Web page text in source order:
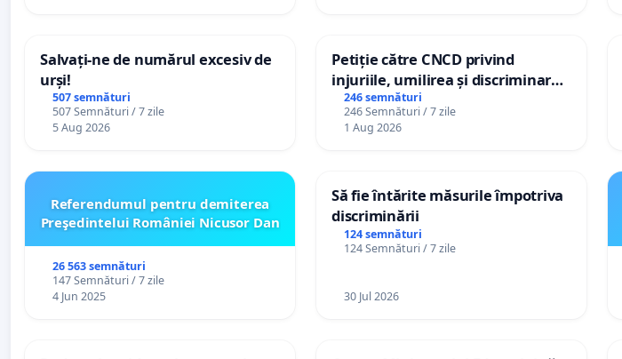
Salvați-ne de numărul excesiv de
urși!
507 semnături
507 Semnături / 7 zile
5 Aug 2026
Petiție către CNCD privind
injuriile, umilirea și discriminarea
persoanelor cu dizabilități de
către utilizatorul TikTok „Gorici”
246 semnături
246 Semnături / 7 zile
1 Aug 2026
Referendumul pentru demiterea
Preşedintelui României Nicusor Dan
26 563 semnături
147 Semnături / 7 zile
4 Jun 2025
Să fie întărite măsurile împotriva
discriminării
124 semnături
124 Semnături / 7 zile
30 Jul 2026